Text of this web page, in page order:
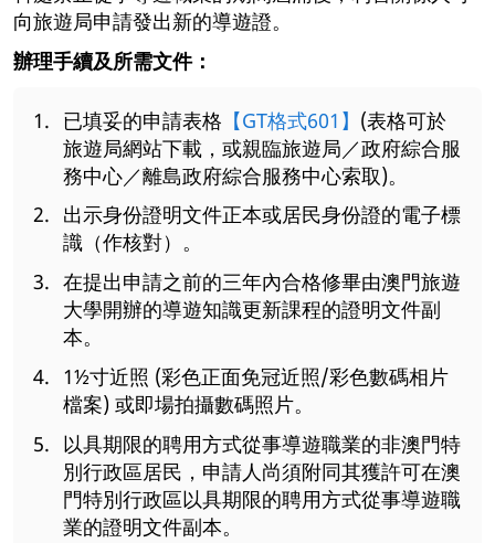
向旅遊局申請發出新的導遊證。
辦理手續及所需文件：
已填妥的申請表格 【GT格式601】 (表格可於
旅遊局網站下載，或親臨旅遊局／政府綜合服
務中心／離島政府綜合服務中心索取)。
出示身份證明文件正本或居民身份證的電子標
識（作核對）。
在提出申請之前的三年內合格修畢由澳門旅遊
大學開辦的導遊知識更新課程的證明文件副
本。
1½寸近照 (彩色正面免冠近照/彩色數碼相片
檔案) 或即場拍攝數碼照片。
以具期限的聘用方式從事導遊職業的非澳門特
別行政區居民，申請人尚須附同其獲許可在澳
門特別行政區以具期限的聘用方式從事導遊職
業的證明文件副本。